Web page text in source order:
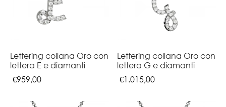
Lettering collana Oro con
lettera E e diamanti
€959,00
Lettering collana Oro con
lettera G e diamanti
€1.015,00